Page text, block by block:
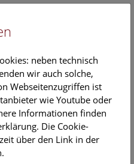
EN
und
neben technisch
wir auch solche,
Webseitenzugriffen ist
wie Youtube oder
Informationen finden
Die Cookie-
über den Link in der